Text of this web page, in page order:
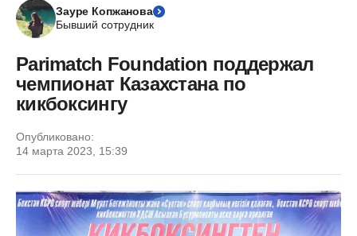
Зауре Копжанова
Бывший сотрудник
Parimatch Foundation поддержал
чемпионат Казахстана по
кикбоксингу
Опубликовано:
14 марта 2023, 15:39